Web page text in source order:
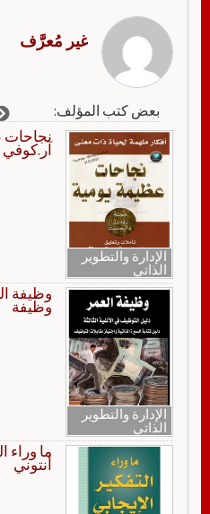
غير مُعرَّف
بعض كتب المؤلف:
الإدارة والتطوير
الذاتي
نجاحات
آر.كوفي
الإدارة والتطوير
الذاتي
وظيفة
وظيفة
ما وراء
أنتوني